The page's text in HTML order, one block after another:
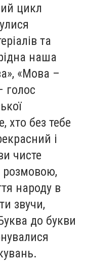
цикл
та
наша
«Мова –
голос
хто без тебе
і
чисте
розмовою,
народу в
звучи,
до букви